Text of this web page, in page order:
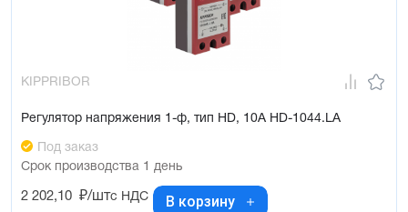
KIPPRIBOR
Регулятор напряжения 1-ф, тип HD, 10А HD-1044.LA
Под заказ
Срок производства 1 день
2 202,10 ₽/штс НДС В корзину